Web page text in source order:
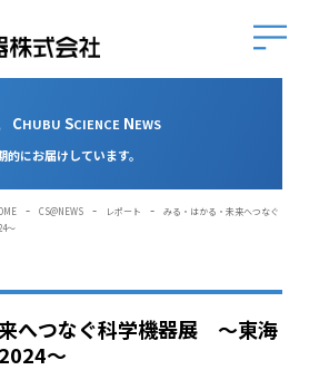
中部科
CHUBU SCIENCE NEWS
にお届けしています。
- CS@NEWS - レポート -
みる・はかる・未来へつなぐ
～
へつなぐ科学機器展 ～東海
～